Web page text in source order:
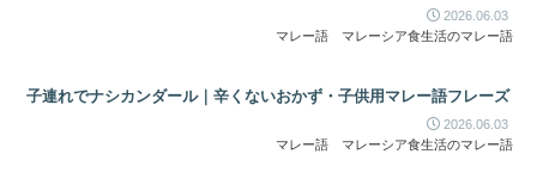
2026.06.03
マレー語
マレーシア食生活のマレー語
子連れでナシカンダール｜辛くないおかず・子供用マレー語フレーズ
2026.06.03
マレー語
マレーシア食生活のマレー語